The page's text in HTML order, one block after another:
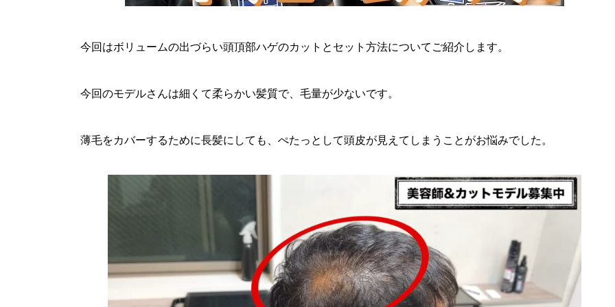
今回はボリュームの出づらい頭頂部ハゲのカットとセット方法についてご紹介します。
今回のモデルさんは細くて柔らかい髪質で、毛量が少ないです。
薄毛をカバーするために長髪にしても、ぺたっとして頭皮が見えてしまうことがお悩みでした。